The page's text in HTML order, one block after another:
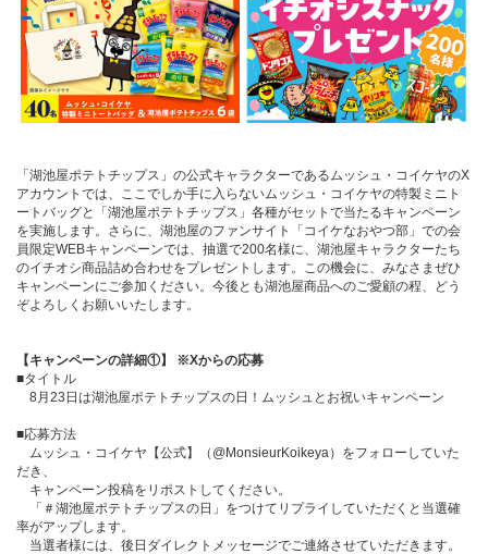
「湖池屋ポテトチップス」の公式キャラクターであるムッシュ・コイケヤのX
アカウントでは、ここでしか手に入らないムッシュ・コイケヤの特製ミニト
ートバッグと「湖池屋ポテトチップス」各種がセットで当たるキャンペーン
を実施します。さらに、湖池屋のファンサイト「コイケなおやつ部」での会
員限定WEBキャンペーンでは、抽選で200名様に、湖池屋キャラクターたち
のイチオシ商品詰め合わせをプレゼントします。この機会に、みなさまぜひ
キャンペーンにご参加ください。今後とも湖池屋商品へのご愛顧の程、どう
ぞよろしくお願いいたします。
【キャンペーンの詳細①】 ※Xからの応募
■タイトル
8月23日は湖池屋ポテトチップスの日！ムッシュとお祝いキャンペーン
■応募方法
ムッシュ・コイケヤ【公式】（@MonsieurKoikeya）をフォローしていた
だき、
キャンペーン投稿をリポストしてください。
「＃湖池屋ポテトチップスの日」をつけてリプライしていただくと当選確
率がアップします。
当選者様には、後日ダイレクトメッセージでご連絡させていただきます。